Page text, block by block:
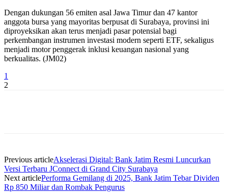
Dengan dukungan 56 emiten asal Jawa Timur dan 47 kantor
anggota bursa yang mayoritas berpusat di Surabaya, provinsi ini
diproyeksikan akan terus menjadi pasar potensial bagi
perkembangan instrumen investasi modern seperti ETF, sekaligus
menjadi motor penggerak inklusi keuangan nasional yang
berkualitas. (JM02)
1
2
Previous articleAkselerasi Digital: Bank Jatim Resmi Luncurkan
Versi Terbaru JConnect di Grand City Surabaya
Next articlePerforma Gemilang di 2025, Bank Jatim Tebar Dividen
Rp 850 Miliar dan Rombak Pengurus